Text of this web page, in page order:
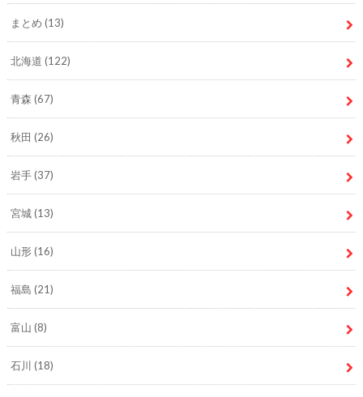
まとめ (13)
北海道 (122)
青森 (67)
秋田 (26)
岩手(37)
宮城(13)
山形(16)
福島 (21)
富山 (8)
石川 (18)